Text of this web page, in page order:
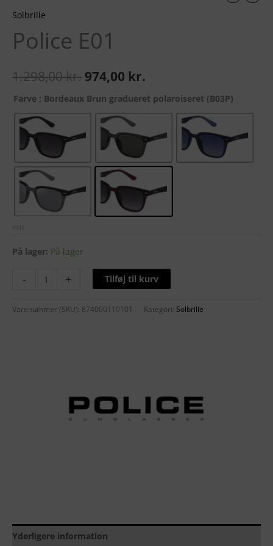
Solbrille
Police E01
1.298,00kr. 974,00 kr.
Farve : Bordeaux Brun gradueret polaroiseret (B03P)
På lager: På lager
- + Tilføj til kurv
Varenummer (SKU): 874000110101 Kategori: Solbrille
Yderligere information